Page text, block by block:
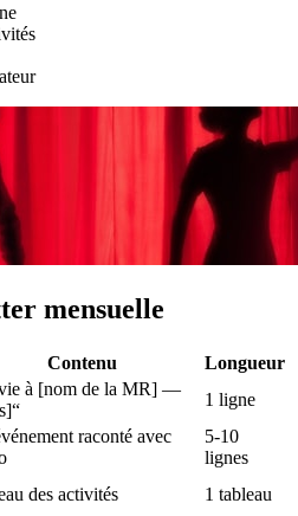
mensuelle
Contenu
Longueur
à [nom de la MR] —
1 ligne
raconté avec
5-10
lignes
des activités 1 tableau